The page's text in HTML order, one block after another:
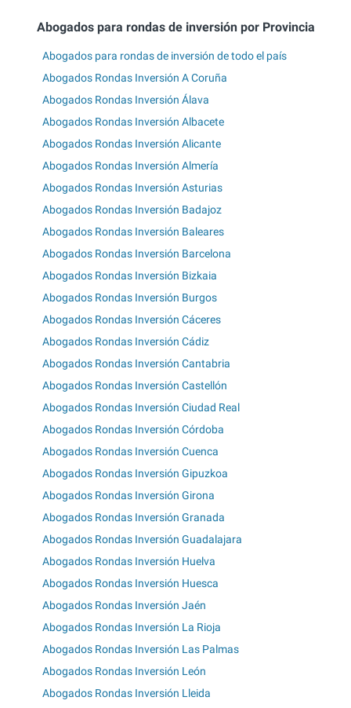
Abogados para rondas de inversión por Provincia
Abogados para rondas de inversión de todo el país
Abogados Rondas Inversión A Coruña
Abogados Rondas Inversión Álava
Abogados Rondas Inversión Albacete
Abogados Rondas Inversión Alicante
Abogados Rondas Inversión Almería
Abogados Rondas Inversión Asturias
Abogados Rondas Inversión Badajoz
Abogados Rondas Inversión Baleares
Abogados Rondas Inversión Barcelona
Abogados Rondas Inversión Bizkaia
Abogados Rondas Inversión Burgos
Abogados Rondas Inversión Cáceres
Abogados Rondas Inversión Cádiz
Abogados Rondas Inversión Cantabria
Abogados Rondas Inversión Castellón
Abogados Rondas Inversión Ciudad Real
Abogados Rondas Inversión Córdoba
Abogados Rondas Inversión Cuenca
Abogados Rondas Inversión Gipuzkoa
Abogados Rondas Inversión Girona
Abogados Rondas Inversión Granada
Abogados Rondas Inversión Guadalajara
Abogados Rondas Inversión Huelva
Abogados Rondas Inversión Huesca
Abogados Rondas Inversión Jaén
Abogados Rondas Inversión La Rioja
Abogados Rondas Inversión Las Palmas
Abogados Rondas Inversión León
Abogados Rondas Inversión Lleida